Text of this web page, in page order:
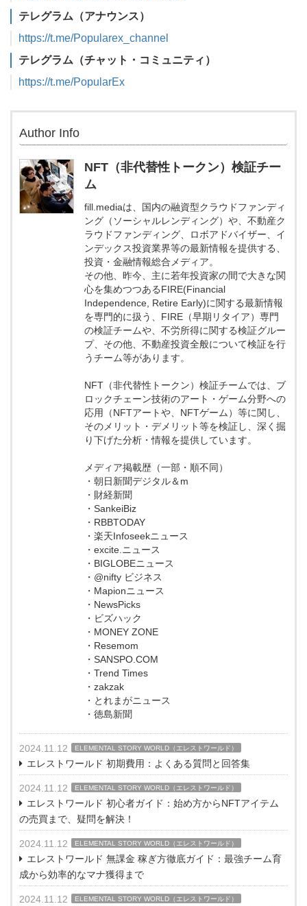
テレグラム（アナウンス）
https://t.me/Popularex_channel
テレグラム（チャット・コミュニティ）
https://t.me/PopularEx
Author Info
NFT（非代替性トークン）検証チー
ム
fill.mediaは、国内の融資型クラウドファンディ
ング（ソーシャルレンディング）や、不動産ク
ラウドファンディング、ロボアドバイザー、イ
ンデックス投資業界等の最新情報を提供する、
投資・金融情報総合メディア。
その他、昨今、主に若年投資家の間で大きな関
心を集めつつあるFIRE(Financial
Independence, Retire Early)に関する最新情報
を専門的に扱う、FIRE（早期リタイア）専門
の検証チームや、不労所得に関する検証グルー
プ、その他、不動産投資全般について検証を行
うチーム等があります。
NFT（非代替性トークン）検証チームでは、ブ
ロックチェーン技術のアート・ゲーム分野への
応用（NFTアートや、NFTゲーム）等に関し、
そのメリット・デメリット等を検証し、深く掘
り下げた分析・情報を提供しています。
メディア掲載歴（一部・順不同）
・朝日新聞デジタル＆m
・財経新聞
・SankeiBiz
・RBBTODAY
・楽天Infoseekニュース
・excite.ニュース
・BIGLOBEニュース
・@nifty ビジネス
・Mapionニュース
・NewsPicks
・ビズハック
・MONEY ZONE
・Resemom
・SANSPO.COM
・Trend Times
・zakzak
・とれまがニュース
・徳島新聞
2024.11.12 ELEMENTAL STORY WORLD（エレストワールド）
エレストワールド 初期費用：よくある質問と回答集
2024.11.12 ELEMENTAL STORY WORLD（エレストワールド）
エレストワールド 初心者ガイド：始め方からNFTアイテム
の売買まで、疑問を解決！
2024.11.12 ELEMENTAL STORY WORLD（エレストワールド）
エレストワールド 無課金 稼ぎ方徹底ガイド：最強チーム育
成から効率的なマナ獲得まで
2024.11.12 ELEMENTAL STORY WORLD（エレストワールド）